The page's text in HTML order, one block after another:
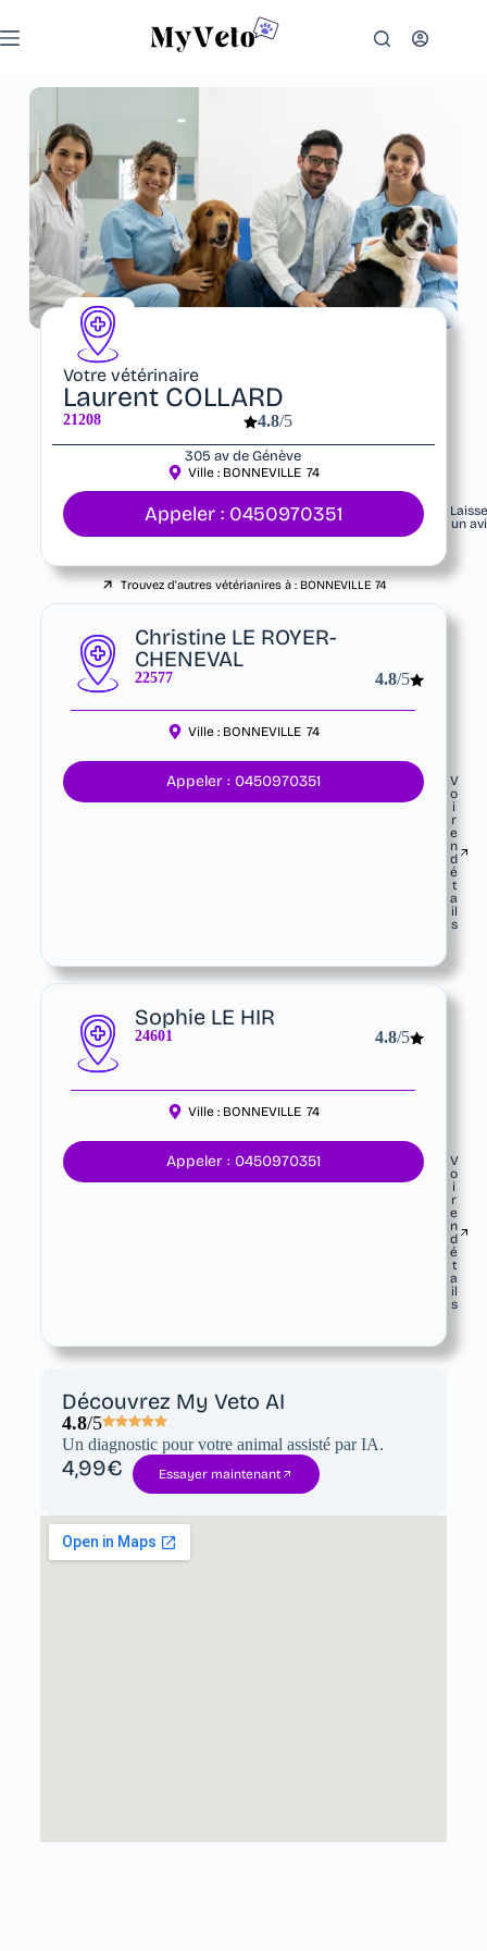
Votre vétérinaire
Laurent COLLARD
21208 4.8/5
305 av de Génève
Ville : BONNEVILLE 74
Appeler : 0450970351
un
Trouvez d'autres vétérianires à : BONNEVILLE 74
Christine LE ROYER-
CHENEVAL
22577 4.8/5
Ville : BONNEVILLE 74
Appeler : 0450970351
V
o
i
r
e
n
d
é
t
a
il
s
Sophie LE HIR
24601 4.8/5
Ville : BONNEVILLE 74
Appeler : 0450970351
V
o
i
r
e
n
d
é
t
a
il
s
Découvrez My Veto AI
4.8/5
Un diagnostic pour votre animal assisté par IA.
4,99€ Essayer maintenant